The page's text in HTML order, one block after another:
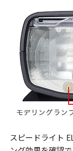
スピードライト